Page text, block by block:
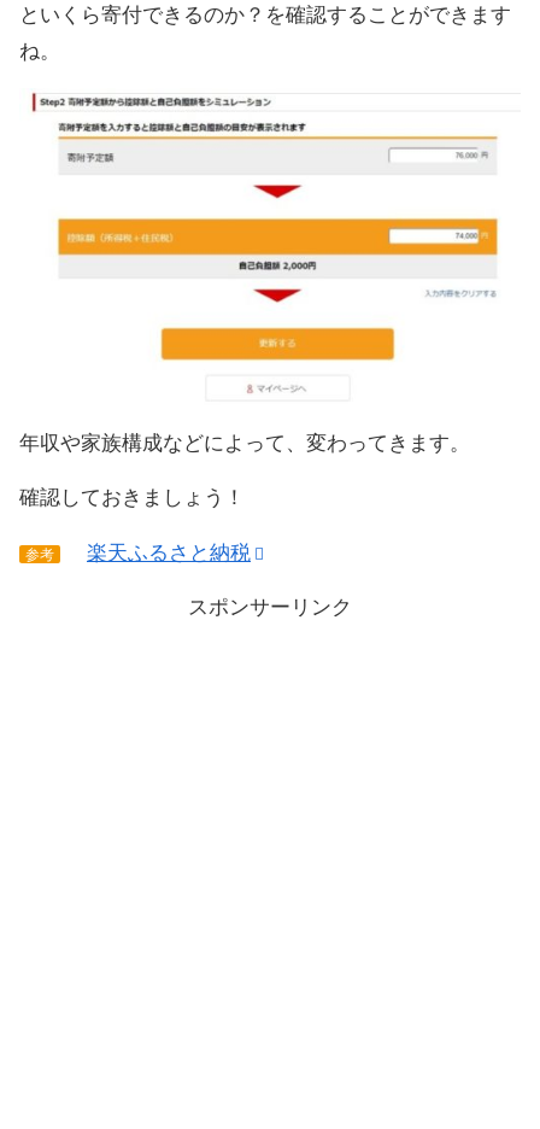
といくら寄付できるのか？を確認することができます
ね。
年収や家族構成などによって、変わってきます。
確認しておきましょう！
参考 楽天ふるさと納税
スポンサーリンク